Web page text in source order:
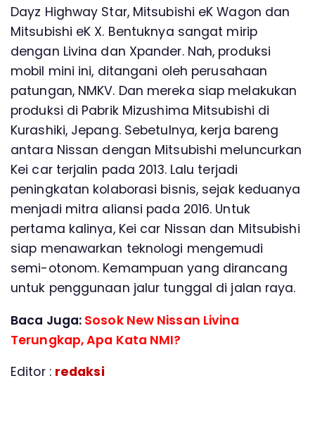
Dayz Highway Star, Mitsubishi eK Wagon dan
Mitsubishi eK X. Bentuknya sangat mirip
dengan Livina dan Xpander. Nah, produksi
mobil mini ini, ditangani oleh perusahaan
patungan, NMKV. Dan mereka siap melakukan
produksi di Pabrik Mizushima Mitsubishi di
Kurashiki, Jepang. Sebetulnya, kerja bareng
antara Nissan dengan Mitsubishi meluncurkan
Kei car terjalin pada 2013. Lalu terjadi
peningkatan kolaborasi bisnis, sejak keduanya
menjadi mitra aliansi pada 2016. Untuk
pertama kalinya, Kei car Nissan dan Mitsubishi
siap menawarkan teknologi mengemudi
semi-otonom. Kemampuan yang dirancang
untuk penggunaan jalur tunggal di jalan raya.
Baca Juga: Sosok New Nissan Livina
Terungkap, Apa Kata NMI?
Editor : redaksi